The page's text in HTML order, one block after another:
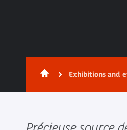
Exhibitions and